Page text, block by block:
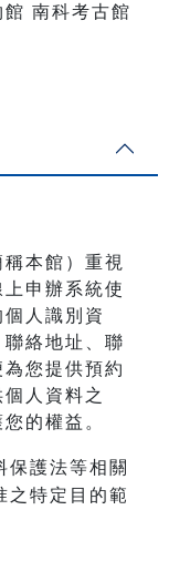
南科考古館
本館）重視
申辦系統使
人識別資
絡地址、聯
您提供預約
人資料之
的權益。
保護法等相關
之特定目的範